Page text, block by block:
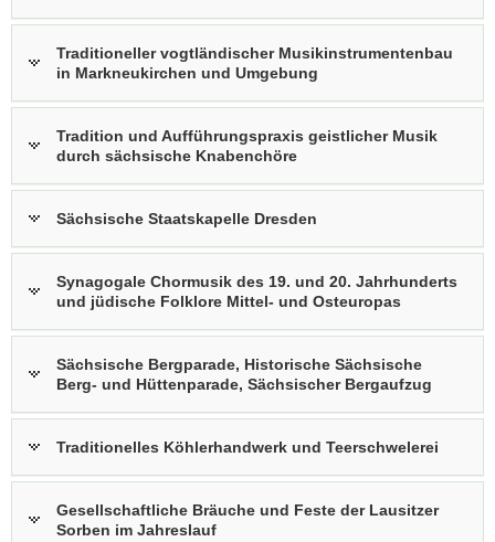
Traditioneller vogtländischer Musikinstrumentenbau
in Markneukirchen und Umgebung
Tradition und Aufführungspraxis geistlicher Musik
durch sächsische Knabenchöre
Sächsische Staatskapelle Dresden
Synagogale Chormusik des 19. und 20. Jahrhunderts
und jüdische Folklore Mittel- und Osteuropas
Sächsische Bergparade, Historische Sächsische
Berg- und Hüttenparade, Sächsischer Bergaufzug
Traditionelles Köhlerhandwerk und Teerschwelerei
Gesellschaftliche Bräuche und Feste der Lausitzer
Sorben im Jahreslauf